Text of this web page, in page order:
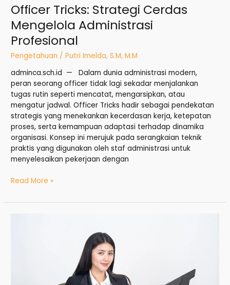
Officer Tricks: Strategi Cerdas
Mengelola Administrasi
Profesional
Pengetahuan /Putri Imelda, S.M, M.M
adminca.sch.id — Dalam dunia administrasi modern,
peran seorang officer tidak lagi sekadar menjalankan
tugas rutin seperti mencatat, mengarsipkan, atau
mengatur jadwal. Officer Tricks hadir sebagai pendekatan
strategis yang menekankan kecerdasan kerja, ketepatan
proses, serta kemampuan adaptasi terhadap dinamika
organisasi. Konsep ini merujuk pada serangkaian teknik
praktis yang digunakan oleh staf administrasi untuk
menyelesaikan pekerjaan dengan
Read More »